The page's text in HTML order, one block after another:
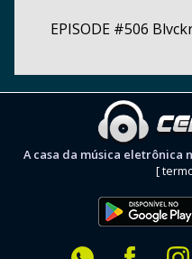
EPISODE #506
A casa da música eletrônica
[